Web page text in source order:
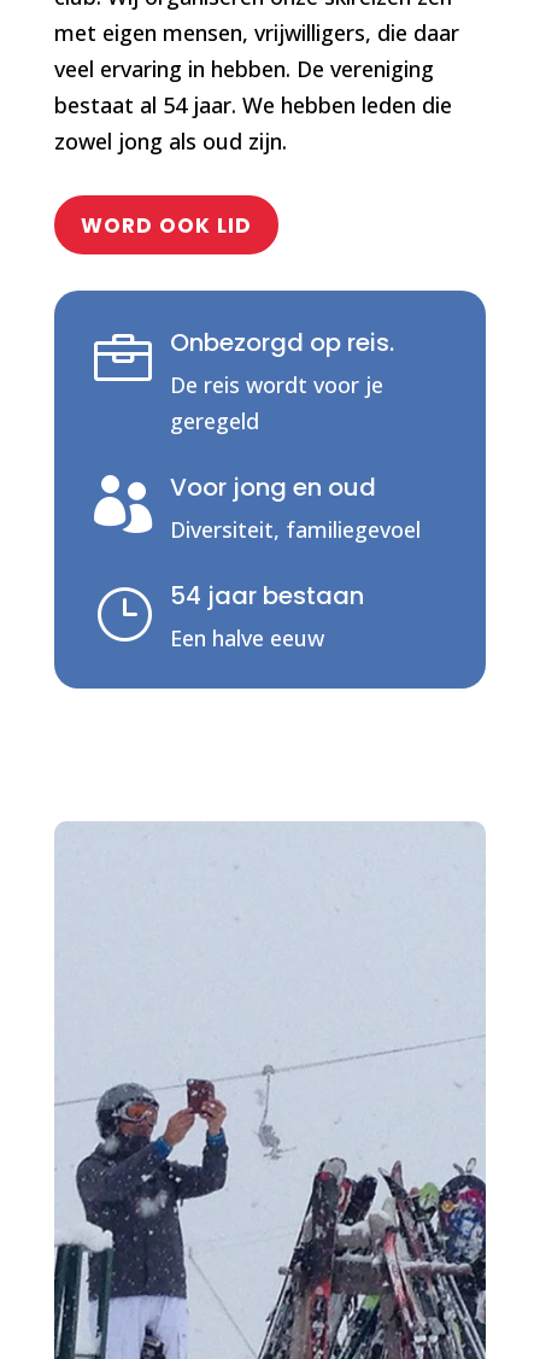
met eigen mensen, vrijwilligers, die daar
veel ervaring in hebben. De vereniging
bestaat al 54 jaar. We hebben leden die
zowel jong als oud zijn.
WORD OOK LID
 Onbezorgd op reis.
De reis wordt voor je
geregeld
 Voor jong en oud
Diversiteit, familiegevoel
} 54 jaar bestaan
Een halve eeuw